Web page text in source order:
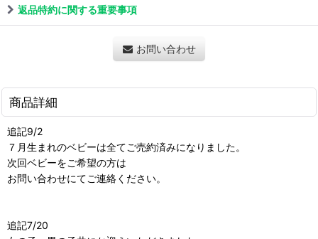
返品特約に関する重要事項
お問い合わせ
商品詳細
追記9/2
７月生まれのベビーは全てご売約済みになりました。
次回ベビーをご希望の方は
お問い合わせにてご連絡ください。
追記7/20